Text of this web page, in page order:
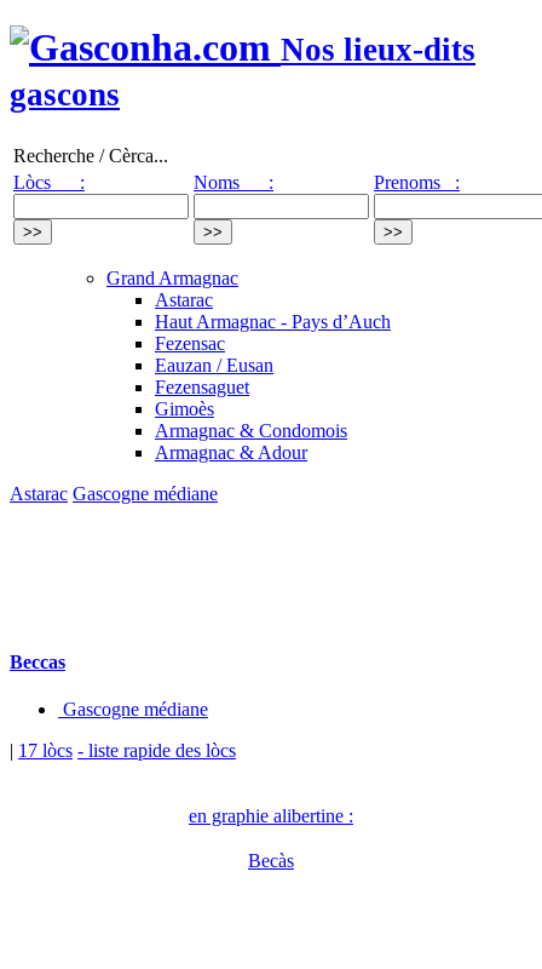
Nos lieux-dits
gascons
Recherche / Cèrca...
Lòcs :
Noms : Prenoms :
Grand Armagnac
Astarac
Haut Armagnac - Pays d’Auch
Fezensac
Eauzan / Eusan
Fezensaguet
Gimoès
Armagnac & Condomois
Armagnac & Adour
Astarac Gascogne médiane
Beccas
Gascogne médiane
| 17 lòcs - liste rapide des lòcs
en graphie alibertine :
Becàs